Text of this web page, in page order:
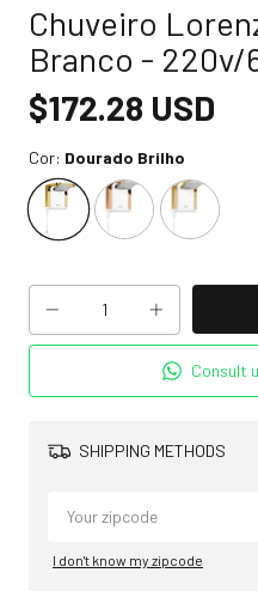
Chuveiro
Branco - 220v/
$172.28 USD
Cor: Dourado Brilho
Consult
SHIPPING METHODS
I don't know my zipcode